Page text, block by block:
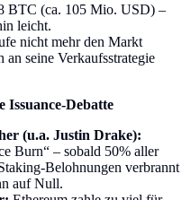
BTC (ca. 105 Mio. USD) –
leicht.
nicht mehr den Markt
seine Verkaufsstrategie
Issuance-Debatte
(u.a. Justin Drake):
Burn“ – sobald 50% aller
Belohnungen verbrannt
auf Null.